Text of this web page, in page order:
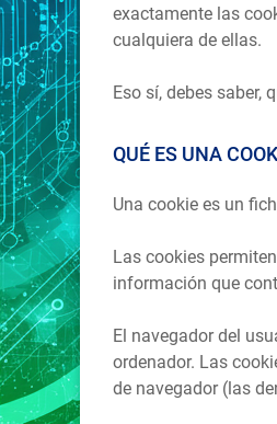
exactamente las
cualquiera de ellas.
Eso sí, debes
QUÉ ES UNA
Una cookie es un
Las cookies
información que
El navegador del
ordenador. Las
de navegador (las